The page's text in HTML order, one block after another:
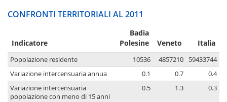
CONFRONTI TERRITORIALI AL 2011
Indicatore
Badia
Polesine
Veneto Italia
Popolazione residente 10536 4857210
59433744
Variazione intercensuaria annua
0.1 0.7
0.4
Variazione intercensuaria
popolazione con meno di 15 anni
0.5 1.3 0.3